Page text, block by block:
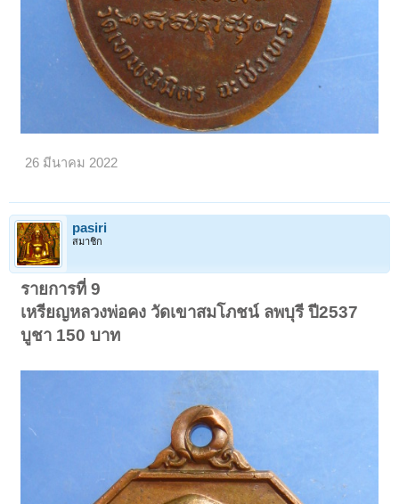
26 มีนาคม 2022
pasiri
สมาชิก
รายการที่ 9
เหรียญหลวงพ่อคง วัดเขาสมโภชน์ ลพบุรี ปี2537
บูชา 150 บาท